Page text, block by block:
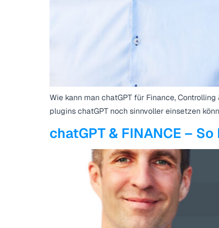
Wie kann man chatGPT für Finance,
plugins chatGPT noch sinnvoller einsetzen
chatGPT & FINANCE –